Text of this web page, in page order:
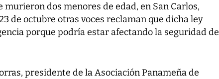
murieron dos menores de edad, en San Carlos,
de octubre otras voces reclaman que dicha ley
porque podría estar afectando la seguridad de
presidente de la Asociación Panameña de